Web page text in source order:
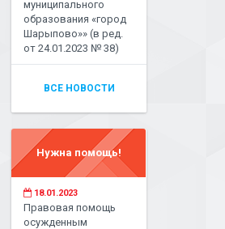
муниципального
образования «город
Шарыпово»» (в ред.
от 24.01.2023 № 38)
ВСЕ НОВОСТИ
Нужна помощь!
18.01.2023
Правовая помощь
осужденным